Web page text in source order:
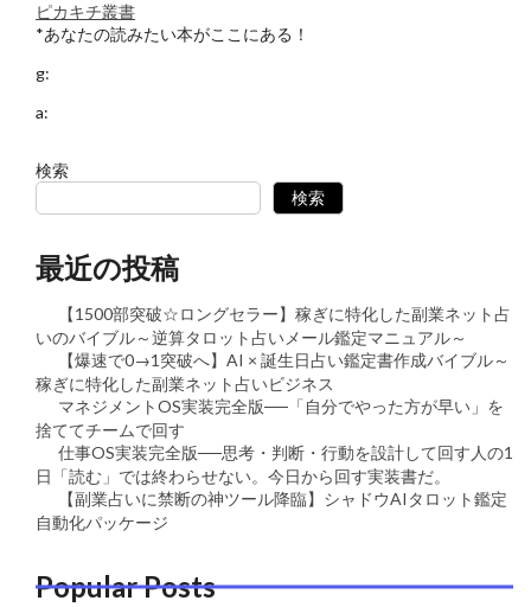
ピカキチ叢書
*あなたの読みたい本がここにある！
g:
a:
検索
検索
最近の投稿
【1500部突破☆ロングセラー】稼ぎに特化した副業ネット占
いのバイブル～逆算タロット占いメール鑑定マニュアル～
【爆速で0→1突破へ】AI × 誕生日占い鑑定書作成バイブル～
稼ぎに特化した副業ネット占いビジネス
マネジメントOS実装完全版──「自分でやった方が早い」を
捨ててチームで回す
仕事OS実装完全版──思考・判断・行動を設計して回す人の1
日「読む」では終わらせない。今日から回す実装書だ。
【副業占いに禁断の神ツール降臨】シャドウAIタロット鑑定
自動化パッケージ
Popular Posts